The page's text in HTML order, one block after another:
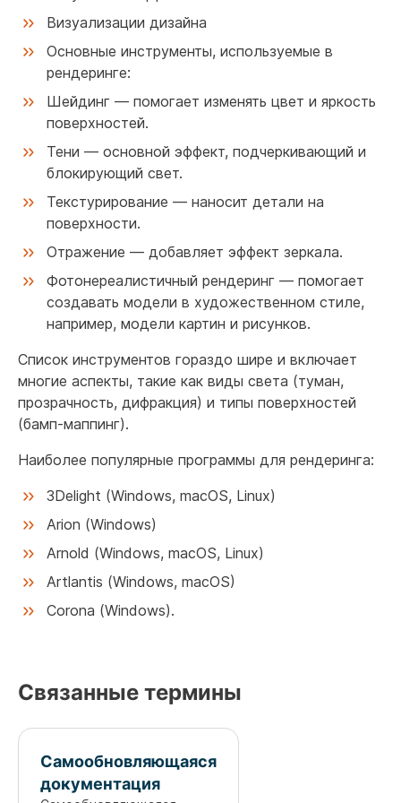
Визуализации дизайна
Основные инструменты, используемые в
рендеринге:
Шейдинг — помогает изменять цвет и яркость
поверхностей.
Тени — основной эффект, подчеркивающий и
блокирующий свет.
Текстурирование — наносит детали на
поверхности.
Отражение — добавляет эффект зеркала.
Фотонереалистичный рендеринг — помогает
создавать модели в художественном стиле,
например, модели картин и рисунков.
Список инструментов гораздо шире и включает
многие аспекты, такие как виды света (туман,
прозрачность, дифракция) и типы поверхностей
(бамп-маппинг).
Наиболее популярные программы для рендеринга:
3Delight (Windows, macOS, Linux)
Arion (Windows)
Arnold (Windows, macOS, Linux)
Artlantis (Windows, macOS)
Corona (Windows).
Связанные термины
Самообновляющаяся
документация